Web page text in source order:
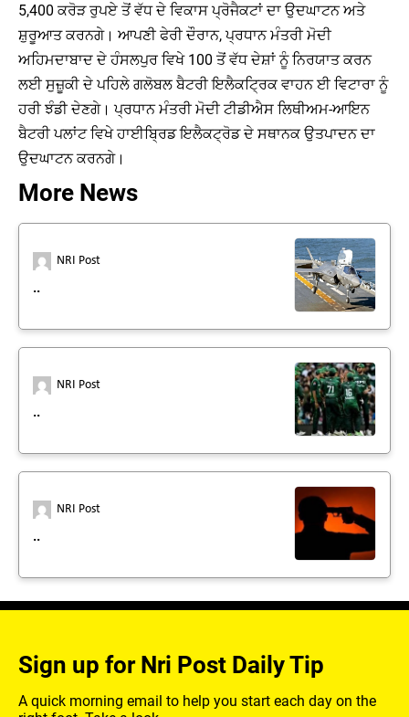
5,400 ਕਰੋੜ ਰੁਪਏ ਤੋਂ ਵੱਧ ਦੇ ਵਿਕਾਸ ਪ੍ਰੋਜੈਕਟਾਂ ਦਾ ਉਦਘਾਟਨ ਅਤੇ
ਸ਼ੁਰੂਆਤ ਕਰਨਗੇ। ਆਪਣੀ ਫੇਰੀ ਦੌਰਾਨ, ਪ੍ਰਧਾਨ ਮੰਤਰੀ ਮੋਦੀ
ਅਹਿਮਦਾਬਾਦ ਦੇ ਹੰਸਲਪੁਰ ਵਿਖੇ 100 ਤੋਂ ਵੱਧ ਦੇਸ਼ਾਂ ਨੂੰ ਨਿਰਯਾਤ ਕਰਨ
ਲਈ ਸੁਜ਼ੂਕੀ ਦੇ ਪਹਿਲੇ ਗਲੋਬਲ ਬੈਟਰੀ ਇਲੈਕਟ੍ਰਿਕ ਵਾਹਨ ਈ ਵਿਟਾਰਾ ਨੂੰ
ਹਰੀ ਝੰਡੀ ਦੇਣਗੇ। ਪ੍ਰਧਾਨ ਮੰਤਰੀ ਮੋਦੀ ਟੀਡੀਐਸ ਲਿਥੀਅਮ-ਆਇਨ
ਬੈਟਰੀ ਪਲਾਂਟ ਵਿਖੇ ਹਾਈਬ੍ਰਿਡ ਇਲੈਕਟ੍ਰੋਡ ਦੇ ਸਥਾਨਕ ਉਤਪਾਦਨ ਦਾ
ਉਦਘਾਟਨ ਕਰਨਗੇ।
More News
NRI Post
..
NRI Post
..
NRI Post
..
Sign up for Nri Post Daily Tip
A quick morning email to help you start each day on the